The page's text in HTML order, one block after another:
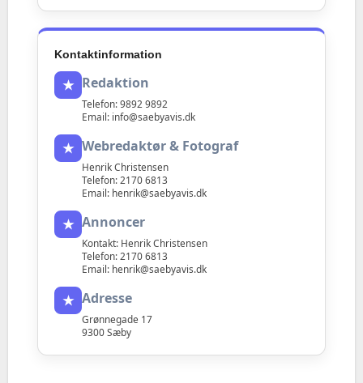
Kontaktinformation
★ Redaktion
Telefon: 9892 9892
Email: info@saebyavis.dk
★ Webredaktør & Fotograf
Henrik Christensen
Telefon: 2170 6813
Email: henrik@saebyavis.dk
★ Annoncer
Kontakt: Henrik Christensen
Telefon: 2170 6813
Email: henrik@saebyavis.dk
★ Adresse
Grønnegade 17
9300 Sæby